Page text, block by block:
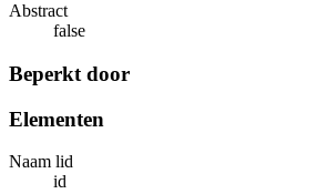
Abstract
false
Beperkt door
Elementen
Naam lid
id